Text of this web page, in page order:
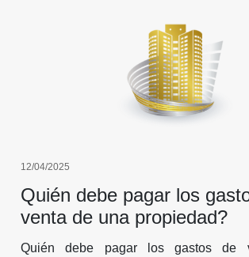
12/04/2025
Quién debe pagar los
venta de una propiedad?
Quién debe pagar los gastos de